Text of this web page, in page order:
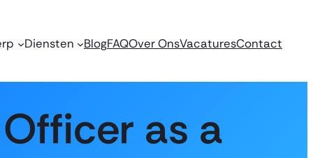
Diensten BlogFAQOver OnsVacaturesContact
as a